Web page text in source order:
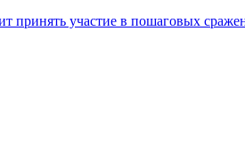
принять участие в пошаговых